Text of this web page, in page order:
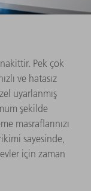
Pek çok
ve hatasız
uyarlanmış
şekilde
masraflarınızı
sayesinde,
için zaman